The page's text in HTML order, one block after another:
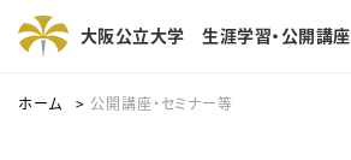
大阪公立大学生涯学習・公開講座
ホーム 公開講座・セミナー等